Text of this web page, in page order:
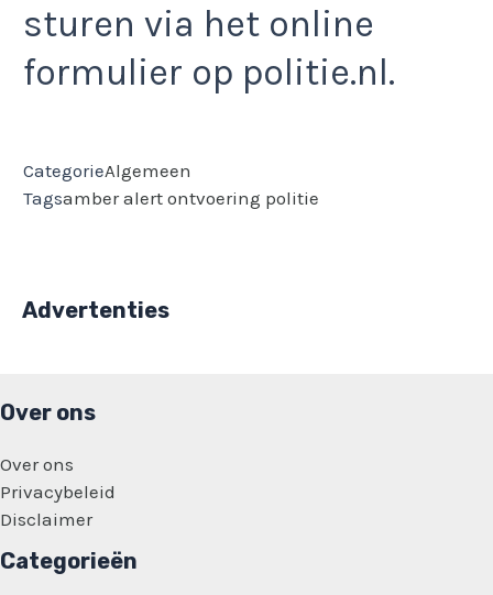
sturen via het online
formulier op politie.nl.
CategorieAlgemeen
Tagsamber alert ontvoering politie
Advertenties
Over ons
Over ons
Privacybeleid
Disclaimer
Categorieën